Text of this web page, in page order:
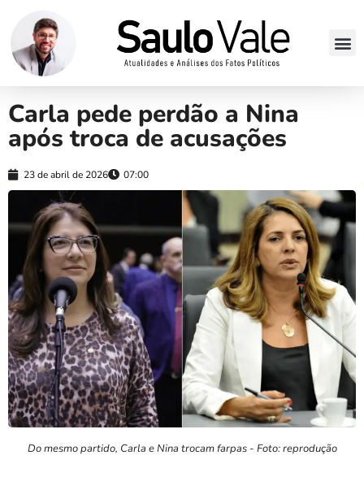
Carla pede perdão a Nina
após troca de acusações
23 de abril de 2026 07:00
Do mesmo partido, Carla e Nina trocam farpas - Foto: reprodução